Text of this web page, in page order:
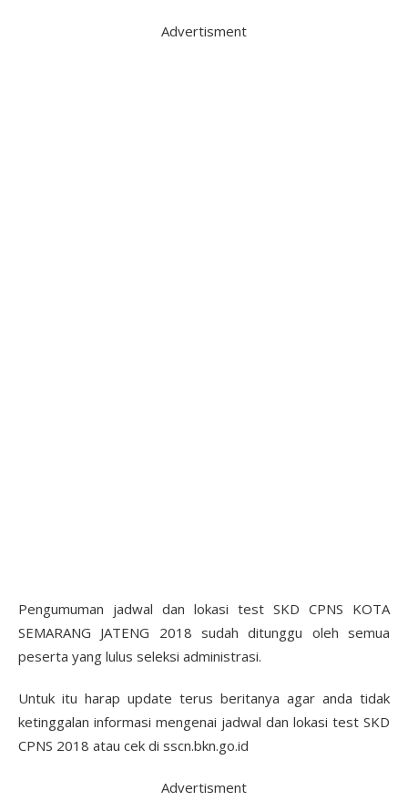
Advertisment
Pengumuman jadwal dan lokasi test SKD CPNS KOTA
SEMARANG JATENG 2018 sudah ditunggu oleh semua
peserta yang lulus seleksi administrasi.
Untuk itu harap update terus beritanya agar anda tidak
ketinggalan informasi mengenai jadwal dan lokasi test SKD
CPNS 2018 atau cek di sscn.bkn.go.id
Advertisment